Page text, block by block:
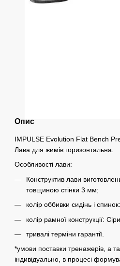
Опис
IMPULSE Evolution Flat Bench
Лава для жимів горизонтальна.
Особливості лави:
Конструктив лави
товщиною стінки 3 мм;
колір оббивки сидінь і
колір рамної конструкції:
тривалі терміни гарантії.
*умови поставки тренажерів, а
індивідуально, в процесі